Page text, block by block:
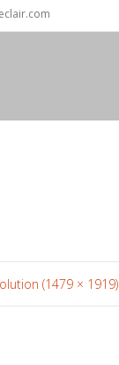
(1479 × 1919)